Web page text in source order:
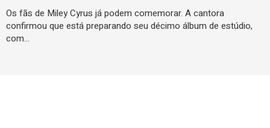
Os fãs de Miley Cyrus já podem comemorar. A cantora
confirmou que está preparando seu décimo álbum de estúdio,
com…